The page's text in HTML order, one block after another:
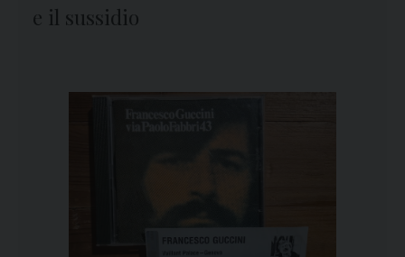
e il sussidio